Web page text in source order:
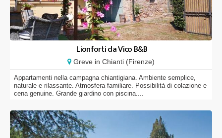
Lionforti da Vico B&B
Greve in Chianti (Firenze)
Appartamenti nella campagna chiantigiana. Ambiente semplice,
naturale e rilassante. Atmosfera familiare. Possibilità di colazione e
cena genuine. Grande giardino con piscina....